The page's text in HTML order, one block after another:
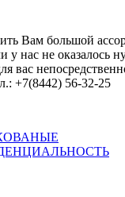
Вам большой
у нас не оказалось
вас
+7(8442) 56-32-25